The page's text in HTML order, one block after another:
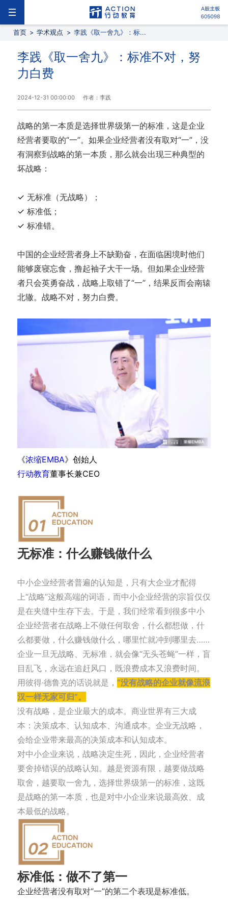
首页 > 学术观点 > 李践《取一舍九》：标...
李践《取一舍九》：标准不对，努
力白费
2024-12-31 00:00:00 作者：李践
战略的第一本质是选择世界级第一的标准，这是企业
经营者要取的“一”。如果企业经营者没有取对“一”，没
有洞察到战略的第一本质，那么就会出现三种典型的
坏战略：
✓ 无标准（无战略）；
✓ 标准低；
✓ 标准错。
中国的企业经营者身上不缺勤奋，在面临困境时他们
能够废寝忘食，撸起袖子大干一场。但如果企业经营
者只会英勇奋战，战略上取错了“一”，结果反而会南辕
北辙。战略不对，努力白费。
《浓缩EMBA》创始人
行动教育董事长兼CEO
无标准：什么赚钱做什么
中小企业经营者普遍的认知是，只有大企业才配得
上“战略”这般高端的词语，而中小企业经营的宗旨仅仅
是在夹缝中生存下去。于是，我们经常看到很多中小
企业经营者在战略上不做任何取舍，什么都想做，什
么都要做，什么赚钱做什么，哪里忙就冲到哪里去……
企业一旦无战略、无标准，就会像“无头苍蝇”一样，盲
目乱飞，永远在追赶风口，既浪费成本又浪费时间。
用彼得·德鲁克的话说就是， “没有战略的企业就像流浪
汉一样无家可归”。
没有战略，是企业最大的成本。商业世界有三大成
本：决策成本、认知成本、沟通成本。企业无战略，
会给企业带来最高的决策成本和认知成本。
对中小企业来说，战略决定生死，因此，企业经营者
要舍掉错误的战略认知。越是资源有限，越要做战略
取舍，越要取一舍九，选择世界级第一的标准，这既
是战略的第一本质，也是对中小企业来说最高效、成
本最低的战略。
标准低：做不了第一
企业经营者没有取对“一”的第二个表现是标准低。